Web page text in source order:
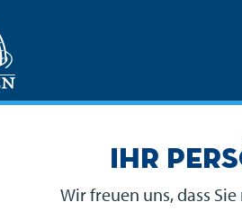
Ihr
Wir freuen uns, dass